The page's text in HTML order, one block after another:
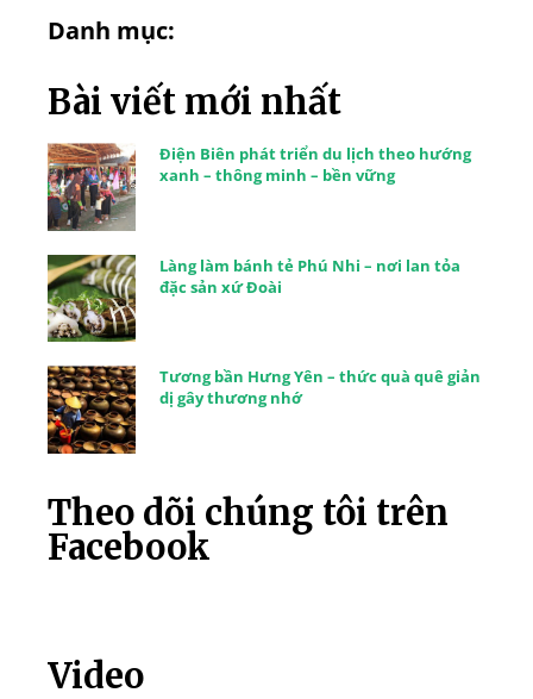
Danh mục:
Bài viết mới nhất
Điện Biên phát triển du lịch theo hướng
xanh – thông minh – bền vững
Làng làm bánh tẻ Phú Nhi – nơi lan tỏa
đặc sản xứ Đoài
Tương bần Hưng Yên – thức quà quê giản
dị gây thương nhớ
Theo dõi chúng tôi trên
Facebook
Video